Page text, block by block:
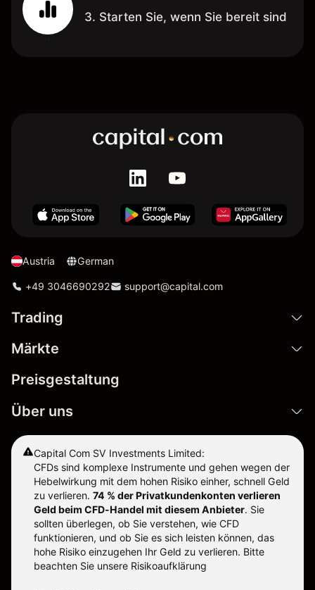
3. Starten Sie, wenn Sie bereit sind
Austria German
+49 3046690292 support@capital.com
Trading
Märkte
Preisgestaltung
Über uns
Capital Com SV Investments Limited:
CFDs sind komplexe Instrumente und gehen wegen der
Hebelwirkung mit dem hohen Risiko einher, schnell Geld
zu verlieren. 74 % der Privatkundenkonten verlieren
Geld beim CFD-Handel mit diesem Anbieter. Sie
sollten überlegen, ob Sie verstehen, wie CFD
funktionieren, und ob Sie es sich leisten können, das
hohe Risiko einzugehen Ihr Geld zu verlieren. Bitte
beachten Sie unsere Risikoaufklärung